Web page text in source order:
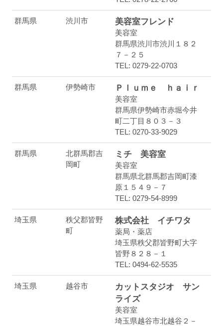
群馬県 渋川市 美容室フレンド
美容室
群馬県渋川市渋川１８２
７－２５
TEL: 0279-22-0703
群馬県 伊勢崎市 Ｐｌｕｍｅ ｈａｉｒ
美容室
群馬県伊勢崎市赤堀今井
町二丁目８０３－３
TEL: 0270-33-9029
群馬県
北群馬郡吉
岡町
ミチ 美容室
美容室
群馬県北群馬郡吉岡町漆
原１５４９－７
TEL: 0279-54-8999
埼玉県
秩父郡皆野
町
株式会社 イチワタ
薬局・薬店
埼玉県秩父郡皆野町大字
皆野８２８－１
TEL: 0494-62-5535
埼玉県 越谷市
カットスタジオ サン
ライズ
美容室
埼玉県越谷市北越谷２－